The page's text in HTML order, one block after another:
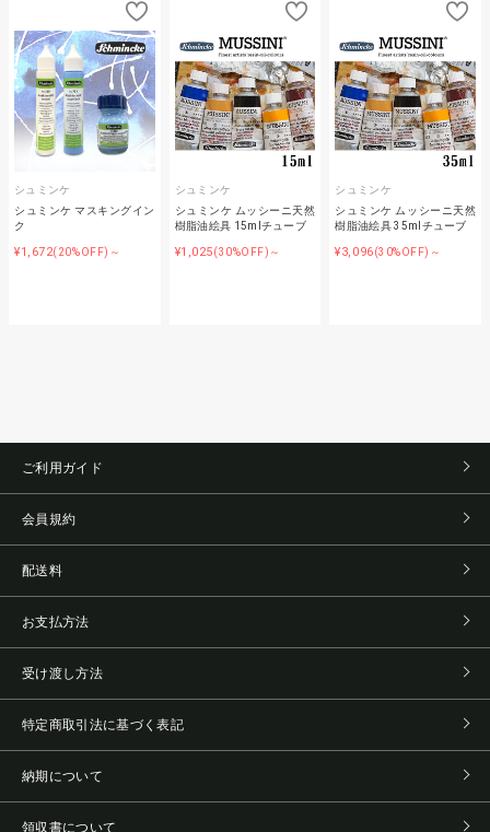
シュミンケ
シュミンケ マスキングイン
ク
¥1,672(20%OFF)～
シュミンケ
シュミンケ ムッシーニ天然
樹脂油絵具 15mlチューブ
¥1,025(30%OFF)～
シュミンケ
シュミンケ ムッシーニ天然
樹脂油絵具 35mlチューブ
¥3,096(30%OFF)～
ご利用ガイド
会員規約
配送料
お支払方法
受け渡し方法
特定商取引法に基づく表記
納期について
領収書について